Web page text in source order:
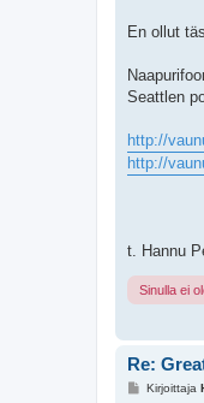
i
En ollut
Seattlen
http://
http://
t. Hannu
Sinulla ei
Re:
VKirjoittaja